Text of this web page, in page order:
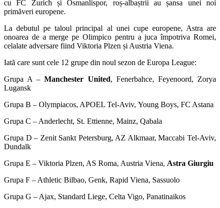
cu FC Zurich și Osmanlispor, roș-albaștrii au șansa unei noi
primăveri europene.
La debutul pe taloul principal al unei cupe europene, Astra are
onoarea de a merge pe Olimpico pentru a juca împotriva Romei,
celalate adversare fiind Viktoria Plzen și Austria Viena.
Iată care sunt cele 12 grupe din noul sezon de Europa League:
Grupa A –Manchester United, Fenerbahce, Feyenoord, Zorya
Lugansk
Grupa B – Olympiacos, APOEL Tel-Aviv, Young Boys, FC Astana
Grupa C – Anderlecht, St. Ettienne, Mainz, Qabala
Grupa D – Zenit Sankt Petersburg, AZ Alkmaar, Maccabi Tel-Aviv,
Dundalk
Grupa E – Viktoria Plzen, AS Roma, Austria Viena, Astra Giurgiu
Grupa F – Athletic Bilbao, Genk, Rapid Viena, Sassuolo
Grupa G – Ajax, Standard Liege, Celta Vigo, Panatinaikos